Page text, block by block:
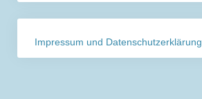
Impressum und Datenschutzerklärung